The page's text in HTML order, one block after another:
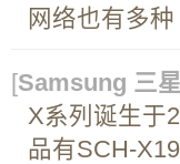
网络也有多
[Samsung 三
X系列诞生于
品有SCH-